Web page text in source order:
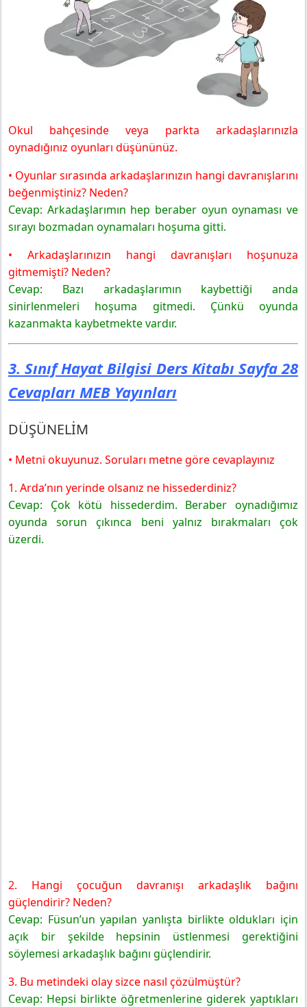
Okul bahçesinde veya parkta arkadaşlarınızla
oynadığınız oyunları düşününüz.
• Oyunlar sırasında arkadaşlarınızın hangi davranışlarını
beğenmiştiniz? Neden?
Cevap: Arkadaşlarımın hep beraber oyun oynaması ve
sırayı bozmadan oynamaları hoşuma gitti.
• Arkadaşlarınızın hangi davranışları hoşunuza
gitmemişti? Neden?
Cevap: Bazı arkadaşlarımın kaybettiği anda
sinirlenmeleri hoşuma gitmedi. Çünkü oyunda
kazanmakta kaybetmekte vardır.
3. Sınıf Hayat Bilgisi Ders Kitabı Sayfa 28
Cevapları MEB Yayınları
DÜŞÜNELİM
• Metni okuyunuz. Soruları metne göre cevaplayınız
1. Arda’nın yerinde olsanız ne hissederdiniz?
Cevap: Çok kötü hissederdim. Beraber oynadığımız
oyunda sorun çıkınca beni yalnız bırakmaları çok
üzerdi.
2. Hangi çocuğun davranışı arkadaşlık bağını
güçlendirir? Neden?
Cevap: Füsun’un yapılan yanlışta birlikte oldukları için
açık bir şekilde hepsinin üstlenmesi gerektiğini
söylemesi arkadaşlık bağını güçlendirir.
3. Bu metindeki olay sizce nasıl çözülmüştür?
Cevap: Hepsi birlikte öğretmenlerine giderek yaptıkları